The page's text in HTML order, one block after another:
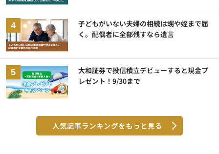
子どもがいない夫婦の相続は甥や姪まで届
く。配偶者に全部残すなら遺言
大和証券で投信積立デビューすると現金プ
レゼント！9/30まで
人気記事ランキングをもっと見る